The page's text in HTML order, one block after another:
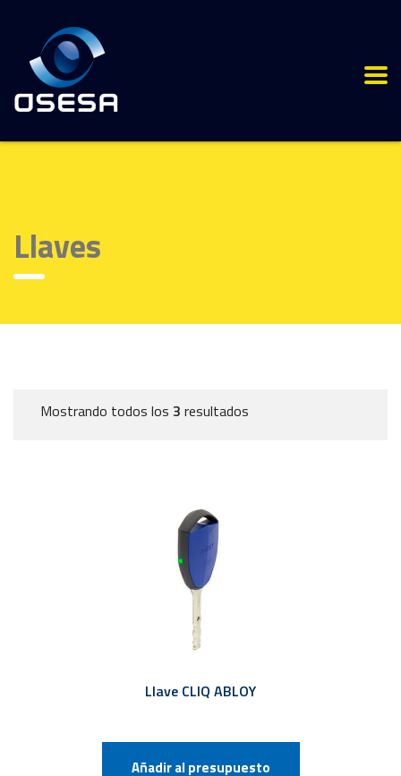
Llaves
Mostrando todos los 3 resultados
Llave CLIQ ABLOY
Añadir al presupuesto